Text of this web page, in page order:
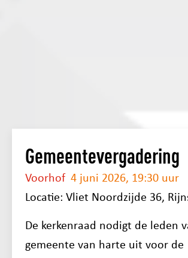
Gemeentevergadering
Voorhof 4 juni 2026, 19:30 uur
Locatie: Vliet Noordzijde 36,
De kerkenraad nodigt de leden
gemeente van harte uit voor de